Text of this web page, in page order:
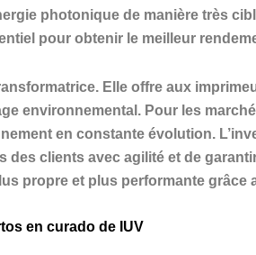
photonique de manière très
pour obtenir le meilleur
Elle offre aux
environnemental. Pour les
en constante évolution.
clients avec agilité et de
propre et plus performante grâce
en curado de IUV